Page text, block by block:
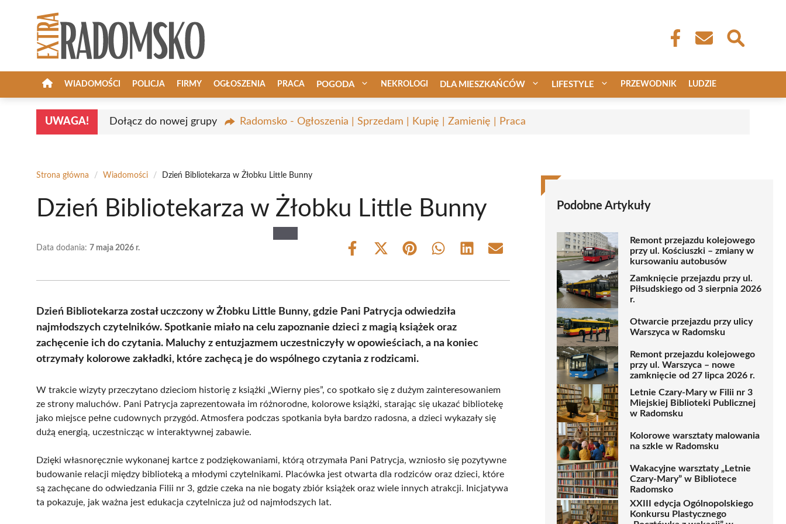
WIADOMOŚCI POLICJA FIRMY OGŁOSZENIA PRACA POGODA NEKROLOGI DLA MIESZKAŃCÓW LIFESTYLE PRZEWODNIK LUDZIE
UWAGA! Dołącz do nowej grupy Radomsko - Ogłoszenia | Sprzedam | Kupię | Zamienię | Praca
Strona główna / Wiadomości / Dzień Bibliotekarza w Żłobku Little Bunny
Dzień Bibliotekarza w Żłobku Little Bunny
Data dodania: 7 maja 2026 r.
Share
Share
(Twitter)
Share Share Share Share
Dzień Bibliotekarza został uczczony w Żłobku Little Bunny, gdzie Pani Patrycja odwiedziła
najmłodszych czytelników. Spotkanie miało na celu zapoznanie dzieci z magią książek oraz
zachęcenie ich do czytania. Maluchy z entuzjazmem uczestniczyły w opowieściach, a na koniec
otrzymały kolorowe zakładki, które zachęcą je do wspólnego czytania z rodzicami.
W trakcie wizyty przeczytano dzieciom historię z książki „Wierny pies”, co spotkało się z dużym zainteresowaniem
ze strony maluchów. Pani Patrycja zaprezentowała im różnorodne, kolorowe książki, starając się ukazać bibliotekę
jako miejsce pełne cudownych przygód. Atmosfera podczas spotkania była bardzo radosna, a dzieci wykazały się
dużą energią, uczestnicząc w interaktywnej zabawie.
Dzięki własnoręcznie wykonanej kartce z podziękowaniami, którą otrzymała Pani Patrycja, wzniosło się pozytywne
budowanie relacji między biblioteką a młodymi czytelnikami. Placówka jest otwarta dla rodziców oraz dzieci, które
są zachęcane do odwiedzania Filii nr 3, gdzie czeka na nie bogaty zbiór książek oraz wiele innych atrakcji. Inicjatywa
ta pokazuje, jak ważna jest edukacja czytelnicza już od najmłodszych lat.
Podobne Artykuły
Remont przejazdu kolejowego
przy ul. Kościuszki – zmiany w
kursowaniu autobusów
Zamknięcie przejazdu przy ul.
Piłsudskiego od 3 sierpnia 2026
r.
Otwarcie przejazdu przy ulicy
Warszyca w Radomsku
Remont przejazdu kolejowego
przy ul. Warszyca – nowe
zamknięcie od 27 lipca 2026 r.
Letnie Czary-Mary w Filii nr 3
Miejskiej Biblioteki Publicznej
w Radomsku
Kolorowe warsztaty malowania
na szkle w Radomsku
Wakacyjne warsztaty „Letnie
Czary-Mary” w Bibliotece
Radomsko
XXIII edycja Ogólnopolskiego
Konkursu Plastycznego